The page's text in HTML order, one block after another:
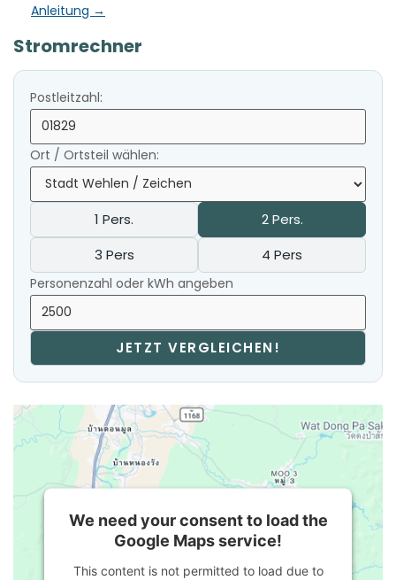
Anleitung →
Stromrechner
Postleitzahl:
Ort / Ortsteil wählen:
1 Pers.
2 Pers.
3 Pers
4 Pers
Personenzahl oder kWh angeben
JETZT VERGLEICHEN!
We need your consent to load the
Google Maps service!
This content is not permitted to load due to